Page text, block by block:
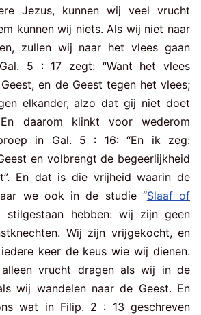
Jezus, kunnen wij veel vrucht
kunnen wij niets. Als wij niet naar
zullen wij naar het vlees gaan
5 : 17 zegt: “Want het vlees
en de Geest tegen het vlees;
elkander, alzo dat gij niet doet
daarom klinkt voor wederom
in Gal. 5 : 16: “En ik zeg:
en volbrengt de begeerlijkheid
En dat is die vrijheid waarin de
we ook in de studie “Slaaf of
stilgestaan hebben: wij zijn geen
Wij zijn vrijgekocht, en
keer de keus wie wij dienen.
vrucht dragen als wij in de
wij wandelen naar de Geest. En
wat in Filip. 2 : 13 geschreven